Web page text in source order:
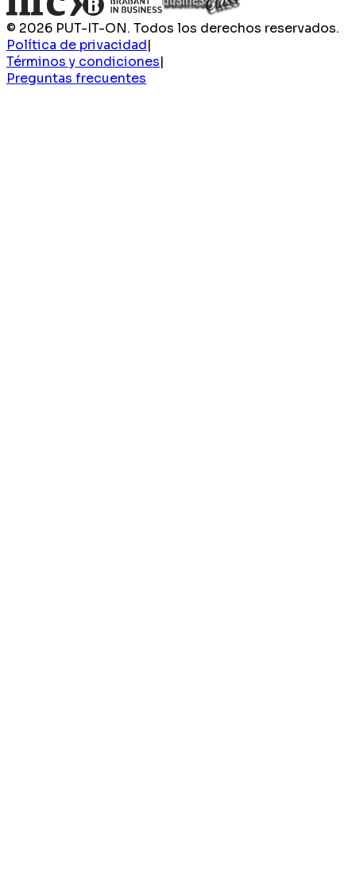
© 2026 PUT-IT-ON. Todos los derechos reservados.
Política de privacidad|
Términos y condiciones|
Preguntas frecuentes